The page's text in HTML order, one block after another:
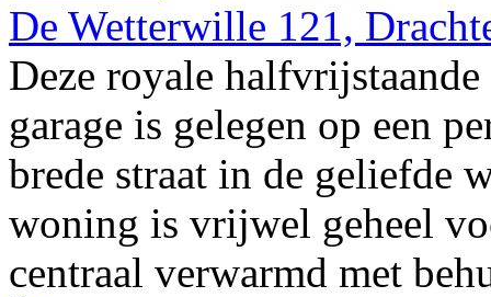
De Wetterwille 121,
Deze royale
garage is gelegen op een
brede straat in de geliefde
woning is vrijwel geheel
centraal verwarmd met